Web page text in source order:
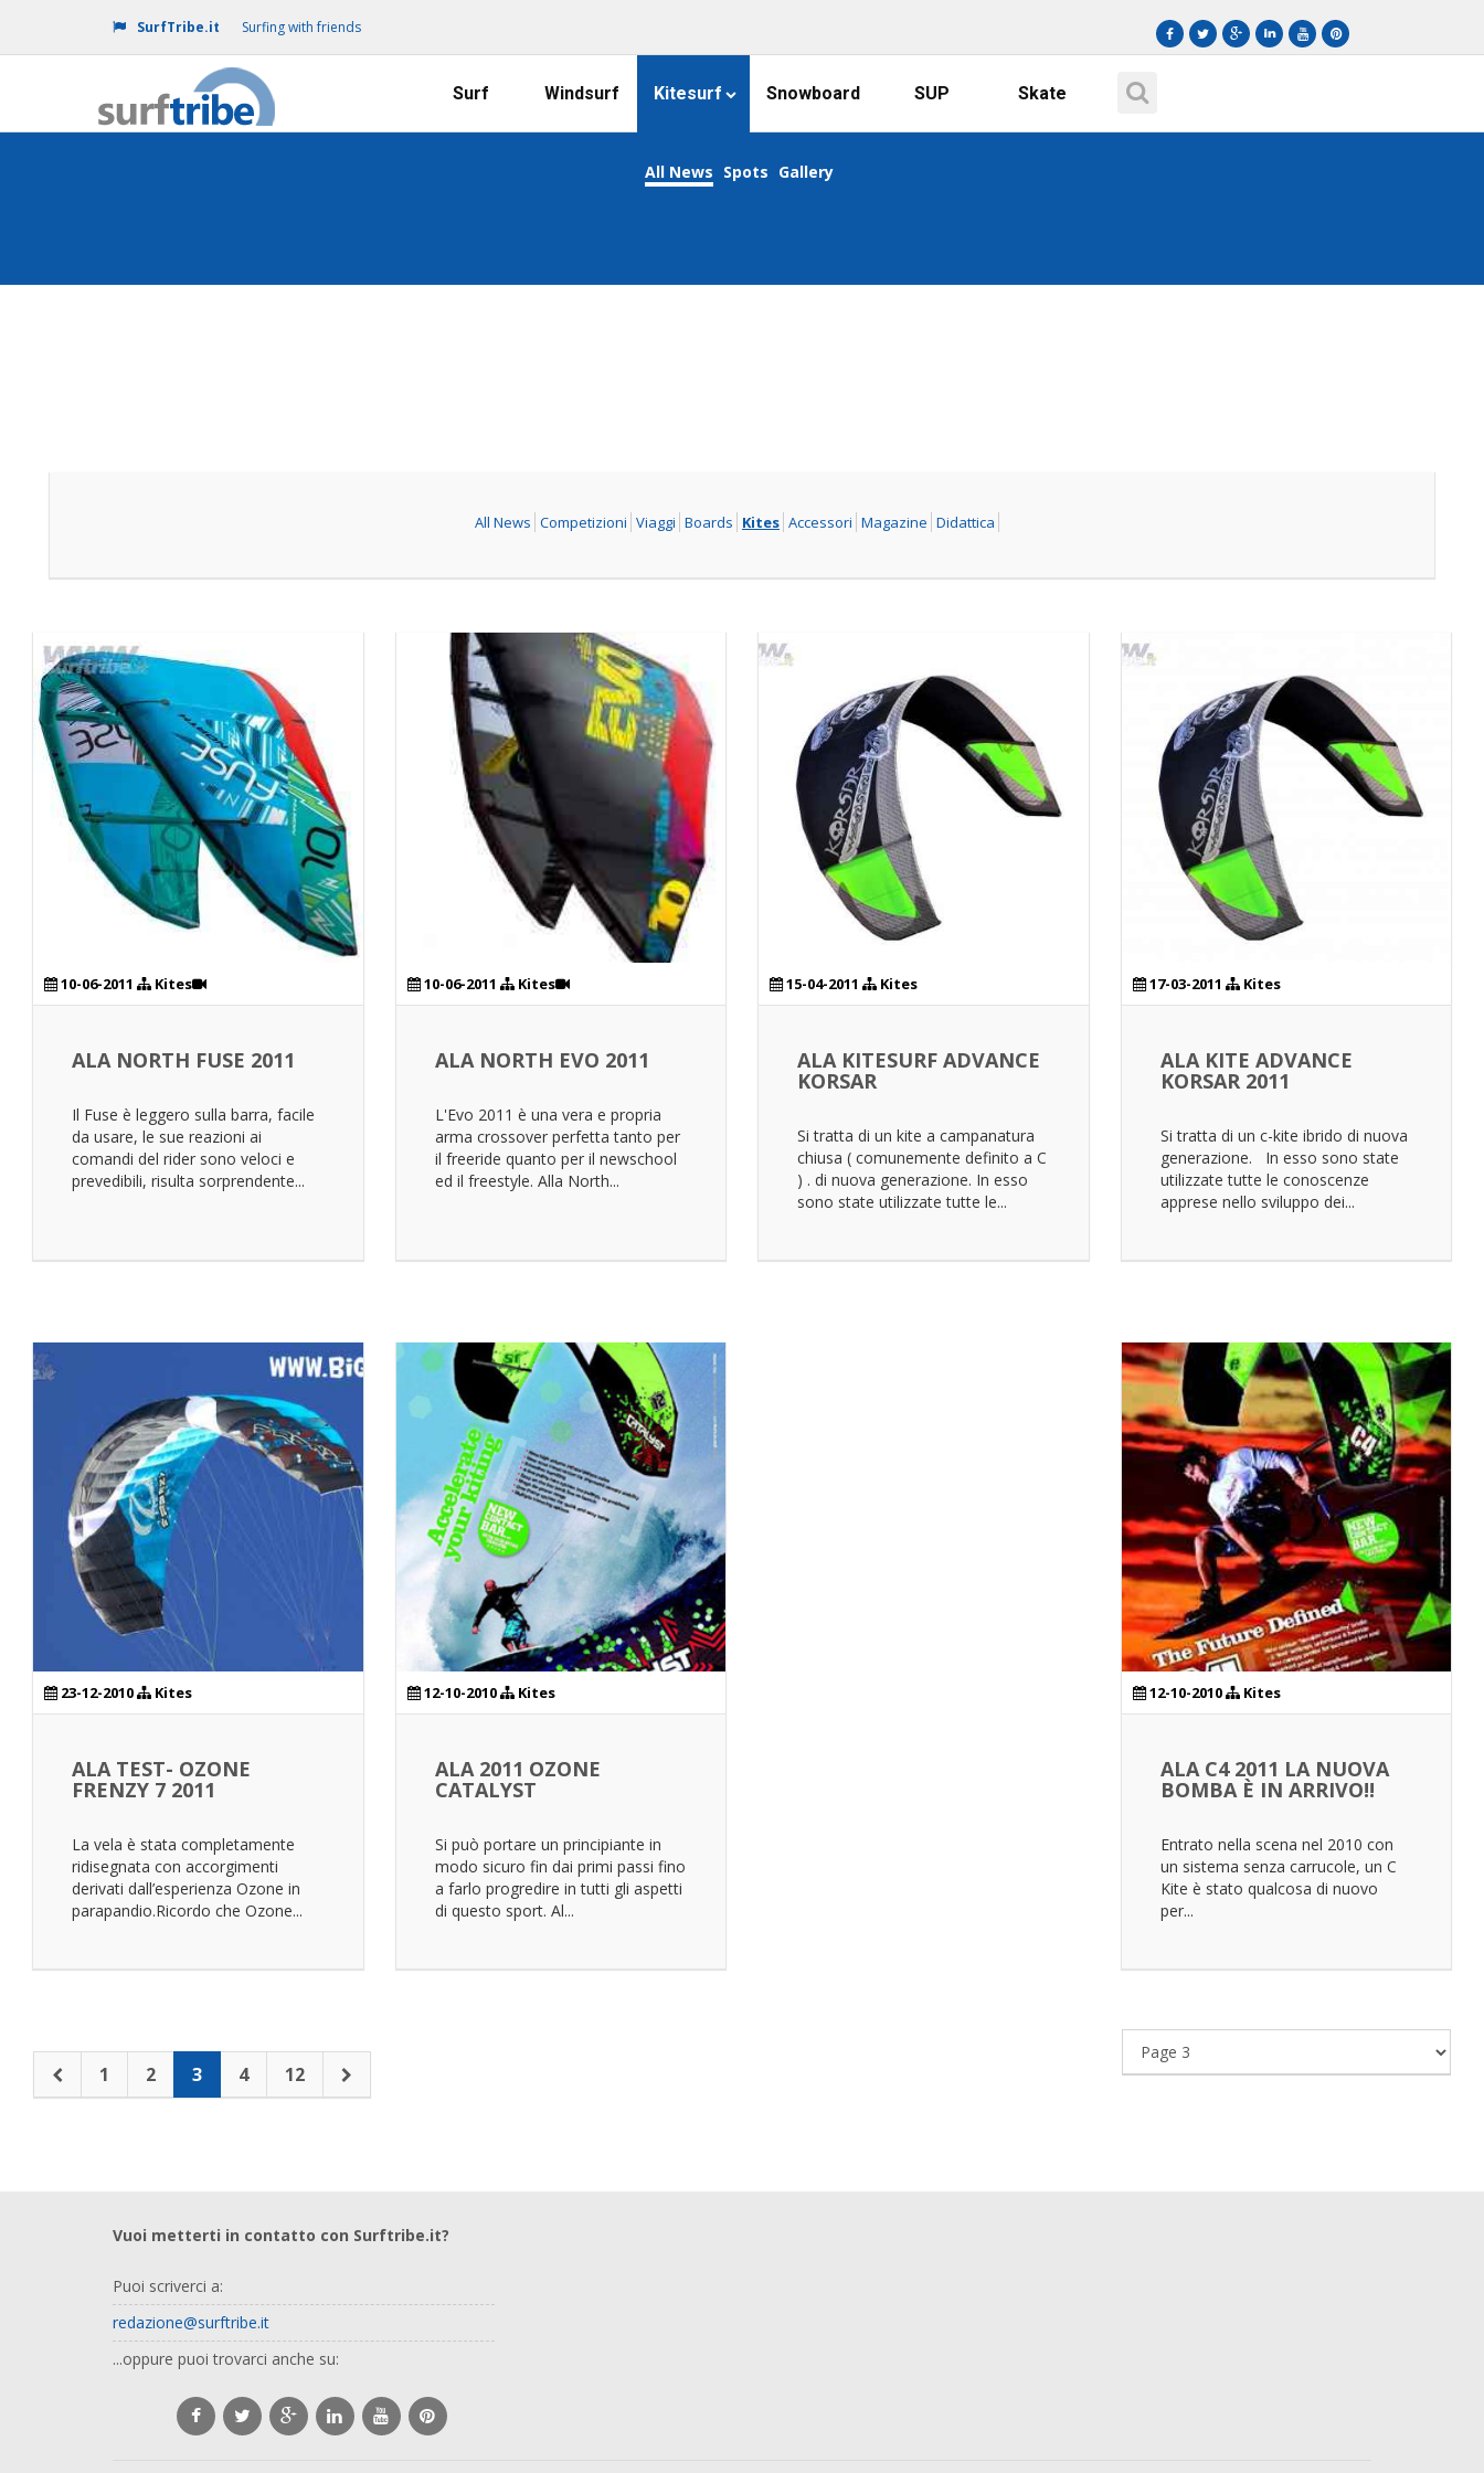
SurfTribe.it Surfing with friends
Surf Windsurf Kitesurf Snowboard SUP Skate
All News Spots Gallery
KEEP CALM AND KITESURF ON!
All News Competizioni Viaggi Boards Kites Accessori Magazine Didattica
10-06-2011 Kites
ALA NORTH FUSE 2011
Il Fuse è leggero sulla barra, facile
da usare, le sue reazioni ai
comandi del rider sono veloci e
prevedibili, risulta sorprendente...
10-06-2011 Kites
ALA NORTH EVO 2011
L'Evo 2011 è una vera e propria
arma crossover perfetta tanto per
il freeride quanto per il newschool
ed il freestyle. Alla North...
15-04-2011 Kites
ALA KITESURF ADVANCE
KORSAR
Si tratta di un kite a campanatura
chiusa ( comunemente definito a C
) . di nuova generazione. In esso
sono state utilizzate tutte le...
17-03-2011 Kites
ALA KITE ADVANCE
KORSAR 2011
Si tratta di un c-kite ibrido di nuova
generazione. In esso sono state
utilizzate tutte le conoscenze
apprese nello sviluppo dei...
23-12-2010 Kites
ALA TEST- OZONE
FRENZY 7 2011
La vela è stata completamente
ridisegnata con accorgimenti
derivati dall’esperienza Ozone in
parapandio.Ricordo che Ozone...
12-10-2010 Kites
ALA 2011 OZONE
CATALYST
Si può portare un principiante in
modo sicuro fin dai primi passi fino
a farlo progredire in tutti gli aspetti
di questo sport. Al...
12-10-2010 Kites
ALA C4 2011 LA NUOVA
BOMBA È IN ARRIVO!!
Entrato nella scena nel 2010 con
un sistema senza carrucole, un C
Kite è stato qualcosa di nuovo
per...
1 2 3 4 12
Vuoi metterti in contatto con Surftribe.it?
Puoi scriverci a:
redazione@surftribe.it
...oppure puoi trovarci anche su: